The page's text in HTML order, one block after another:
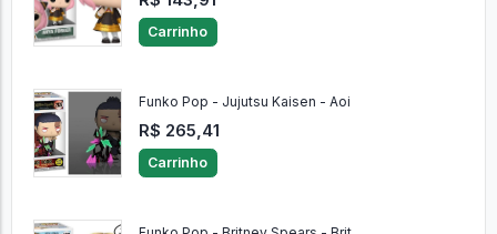
Carrinho
Funko Pop - Jujutsu Kaisen - Aoi
R$ 265,41
Carrinho